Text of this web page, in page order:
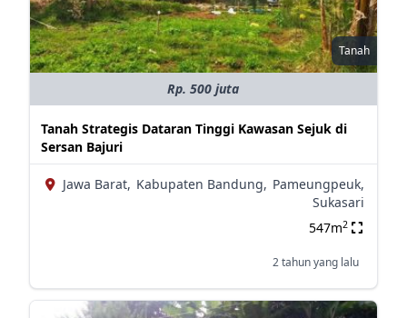
Tanah
Rp. 500 juta
Tanah Strategis Dataran Tinggi Kawasan Sejuk di
Sersan Bajuri
Jawa Barat, Kabupaten Bandung, Pameungpeuk,
Sukasari
547m2
2 tahun yang lalu